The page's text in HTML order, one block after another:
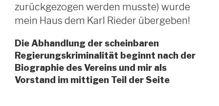
zurückgezogen werden musste) wurde
mein Haus dem Karl Rieder übergeben!
Die Abhandlung der scheinbaren
Regierungskriminalität beginnt nach der
Biographie des Vereins und mir als
Vorstand im mittigen Teil der Seite